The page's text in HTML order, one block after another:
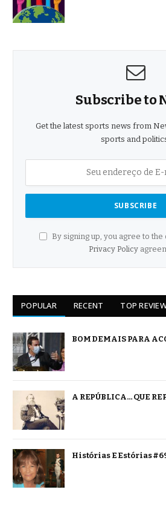
Subscribe to
Get the latest sports news from
sports and
By signing up, you agree to
Privacy Policy
POPULAR RECENT TOP
BOM DEMAIS PARA
A REPÚBLICA… QUE
Histórias E Estórias